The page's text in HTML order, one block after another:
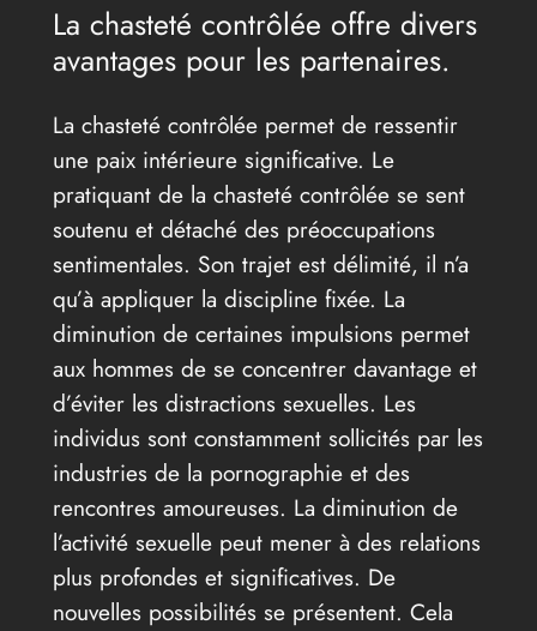
La chasteté contrôlée offre divers
avantages pour les partenaires.
La chasteté contrôlée permet de ressentir
une paix intérieure significative. Le
pratiquant de la chasteté contrôlée se sent
soutenu et détaché des préoccupations
sentimentales. Son trajet est délimité, il n’a
qu’à appliquer la discipline fixée. La
diminution de certaines impulsions permet
aux hommes de se concentrer davantage et
d’éviter les distractions sexuelles. Les
individus sont constamment sollicités par les
industries de la pornographie et des
rencontres amoureuses. La diminution de
l’activité sexuelle peut mener à des relations
plus profondes et significatives. De
nouvelles possibilités se présentent. Cela